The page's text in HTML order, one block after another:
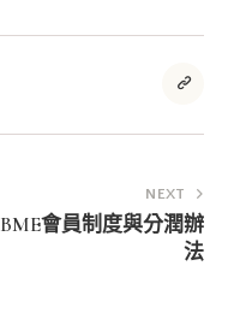
NEXT
BME會員制度與分潤辦
法